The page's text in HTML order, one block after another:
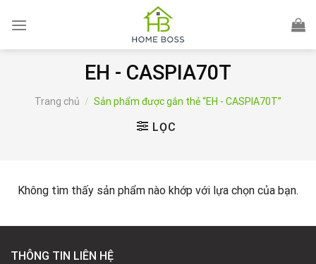
EH - CASPIA70T
Trang chủ / Sản phẩm được gắn thẻ “EH - CASPIA70T”
LỌC
Không tìm thấy sản phẩm nào khớp với lựa chọn của bạn.
THÔNG TIN LIÊN HỆ